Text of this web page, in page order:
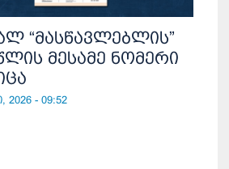
“მასწავლებლის”
მესამე ნომერი
2026 - 09:52